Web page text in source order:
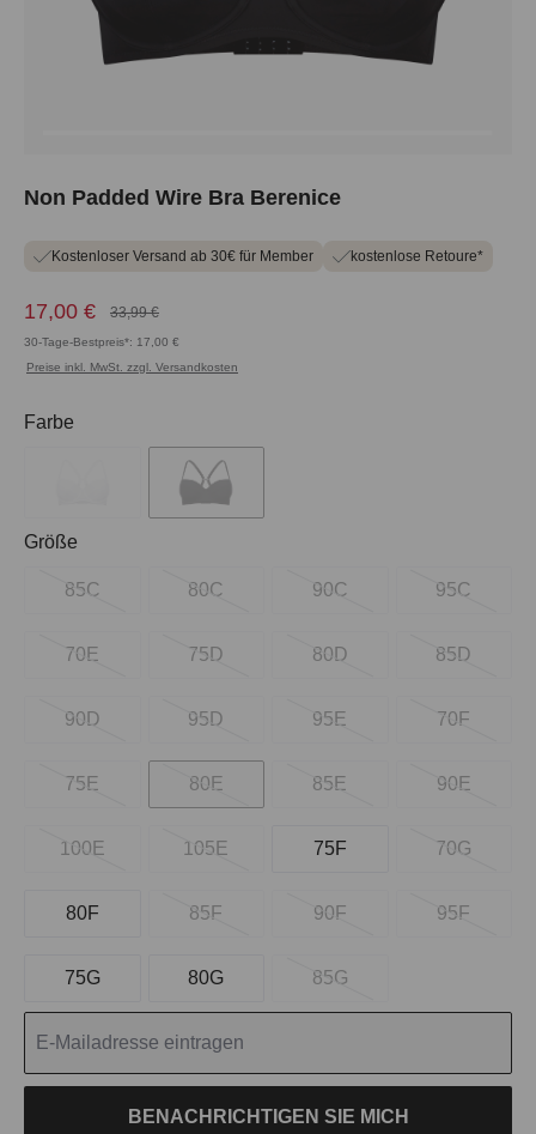
Non Padded Wire Bra Berenice
Kostenloser Versand ab 30€ für Member kostenlose Retoure*
17,00 € 33,99 €
30-Tage-Bestpreis*: 17,00 €
Preise inkl. MwSt. zzgl. Versandkosten
Farbe
Größe
85C 80C 90C 95C
70E 75D 80D 85D
90D 95D 95E 70F
75E 80E 85E 90E
100E 105E 75F 70G
80F 85F 90F 95F
75G 80G 85G
BENACHRICHTIGEN SIE MICH